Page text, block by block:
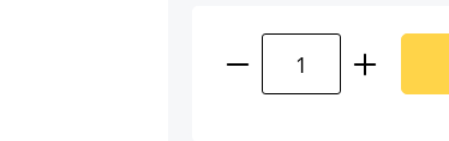
Produkt Anzahl: